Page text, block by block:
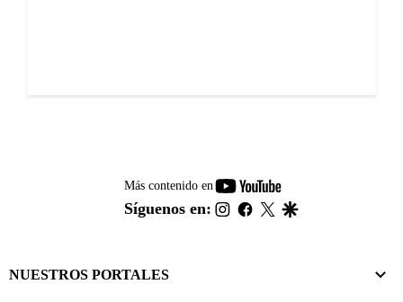
Más contenido en
youtube-
footer
Síguenos en: instagram
facebook
twitter
NUESTROS PORTALES